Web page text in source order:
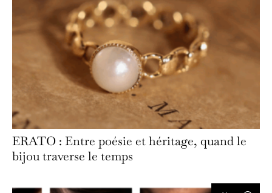
ERATO : Entre poésie et héritage, quand le
bijou traverse le temps